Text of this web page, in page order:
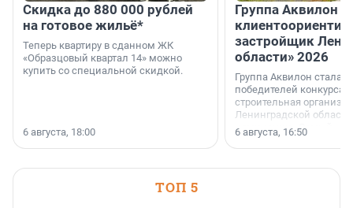
Скидка до 880 000 рублей
на готовое жильё*
Теперь квартиру в сданном ЖК
«Образцовый квартал 14» можно
купить со специальной скидкой.
6 августа, 18:00
Группа Аквилон
застройщик
области» 2026
Группа Аквилон стала
победителей конкурса
строительная
Ленинградской области
номинации «Самый
застройщик
6 августа, 16:50
ТОП 5